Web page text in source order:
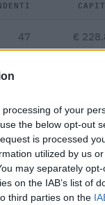
of your
the below opt-out
is processed
utilized by us
may separately
on the IAB’s list of
third parties on the
47 €